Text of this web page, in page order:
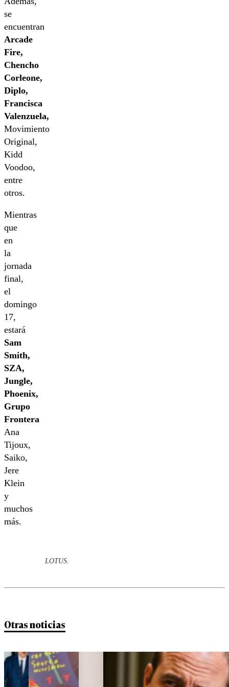
se
encuentran
Arcade
Fire,
Chencho
Corleone,
Diplo,
Francisca
Valenzuela,
Movimiento
Original,
Kidd
Voodoo,
entre
otros.
Mientras
que
en
la
jornada
final,
el
domingo
17,
estará
Sam
Smith,
SZA,
Jungle,
Phoenix,
Grupo
Frontera
Ana
Tijoux,
Saiko,
Jere
Klein
y
muchos
más.
LOTUS.
Otras noticias